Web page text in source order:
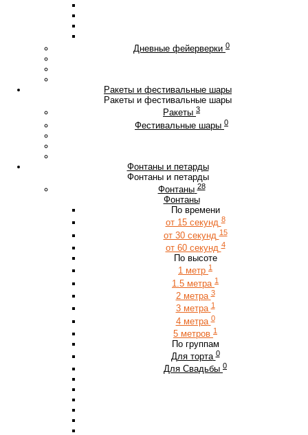
Дневные фейерверки 0
Ракеты и фестивальные шары
Ракеты и фестивальные шары
Ракеты 3
Фестивальные шары 0
Фонтаны и петарды
Фонтаны и петарды
Фонтаны 28
Фонтаны
По времени
от 15 секунд 8
от 30 секунд 15
от 60 секунд 4
По высоте
1 метр 1
1.5 метра 1
2 метра 3
3 метра 1
4 метра 0
5 метров 1
По группам
Для торта 0
Для Свадьбы 0